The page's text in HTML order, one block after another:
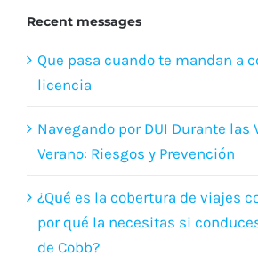
Recent messages
Que pasa cuando te mandan a
licencia
Navegando por DUI Durante las
Verano: Riesgos y Prevención
¿Qué es la cobertura de viajes
por qué la necesitas si
de Cobb?